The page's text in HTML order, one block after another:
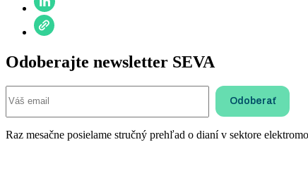
Odoberajte newsletter SEVA
Raz mesačne posielame stručný prehľad o dianí v sektore